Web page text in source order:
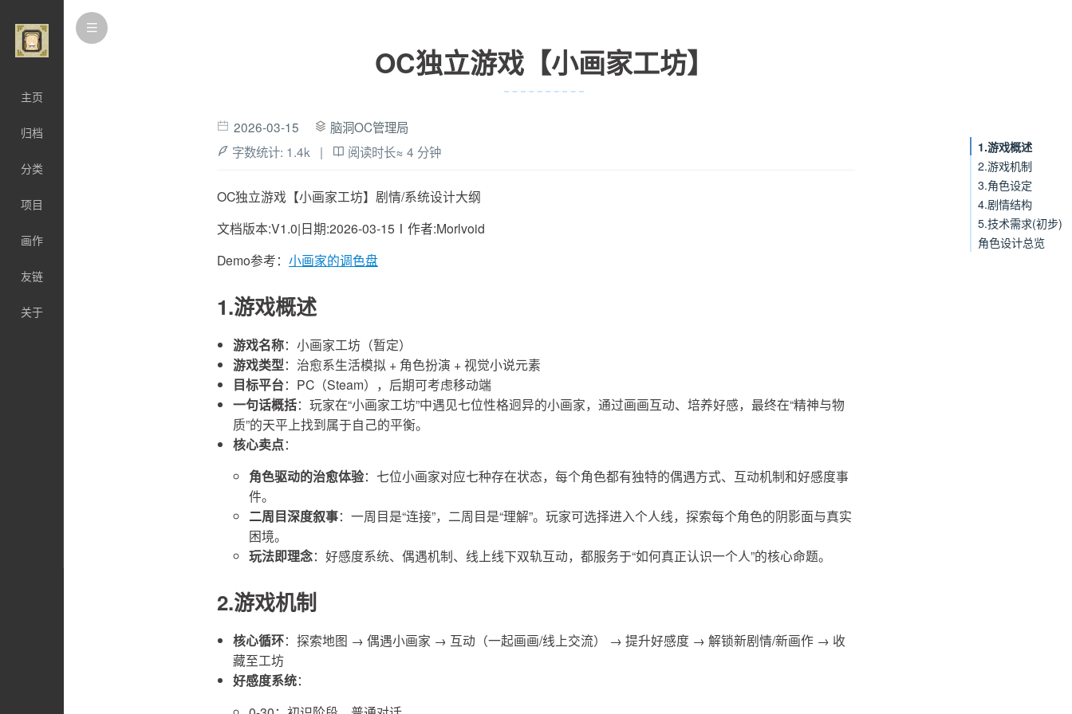
OC独立游戏【小画家工坊】
2026-03-15
脑洞OC管理局
字数统计: 1.4k | 阅读时长≈ 4 分钟
1.游戏概述
2.游戏机制
3.角色设定
4.剧情结构
5.技术需求(初步)
角色设计总览
OC独立游戏【小画家工坊】剧情/系统设计大纲
文档版本:V1.0|日期:2026-03-15Ⅰ作者:Morlvoid
Demo参考： 小画家的调色盘
1.游戏概述
游戏名称：小画家工坊（暂定）
游戏类型：治愈系生活模拟 + 角色扮演 + 视觉小说元素
目标平台：PC（Steam），后期可考虑移动端
一句话概括：玩家在“小画家工坊”中遇见七位性格迥异的小画家，通过画画互动、培养好感，最终在“精神与物
质”的天平上找到属于自己的平衡。
核心卖点：
角色驱动的治愈体验：七位小画家对应七种存在状态，每个角色都有独特的偶遇方式、互动机制和好感度事
件。
二周目深度叙事：一周目是“连接”，二周目是“理解”。玩家可选择进入个人线，探索每个角色的阴影面与真实
困境。
玩法即理念：好感度系统、偶遇机制、线上线下双轨互动，都服务于“如何真正认识一个人”的核心命题。
2.游戏机制
核心循环：探索地图 → 偶遇小画家 → 互动（一起画画/线上交流） → 提升好感度 → 解锁新剧情/新画作 → 收
藏至工坊
好感度系统：
主页
归档
分类
项目
画作
友链
关于